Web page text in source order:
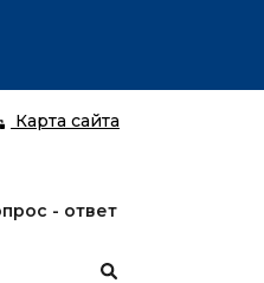
Карта сайта
- ответ